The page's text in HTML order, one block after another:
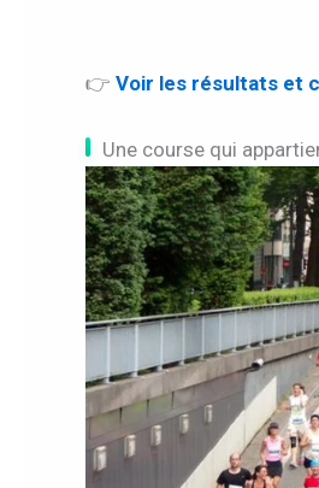
👉 Voir les résultats et
Une course qui